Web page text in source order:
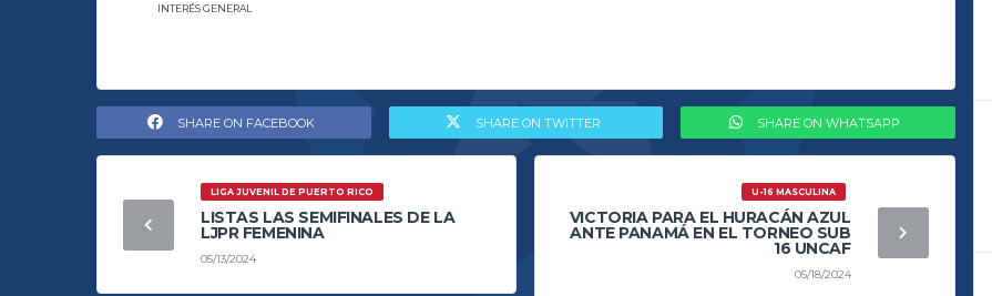
INTERÉS GENERAL
SHARE ON FACEBOOK SHARE ON TWITTER SHARE ON WHATSAPP
LIGA JUVENIL DE PUERTO RICO
LISTAS LAS SEMIFINALES DE LA
LJPR FEMENINA
05/13/2024
U-16 MASCULINA
VICTORIA PARA EL HURACÁN AZUL
ANTE PANAMÁ EN EL TORNEO SUB
16 UNCAF
05/18/2024